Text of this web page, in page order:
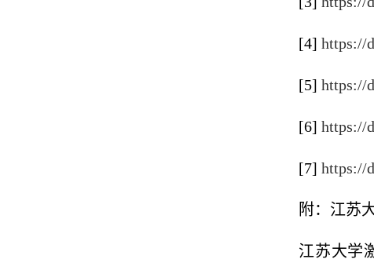
[4] https://
[5] https://
[6] https://
[7] https://
附：江苏
江苏大学